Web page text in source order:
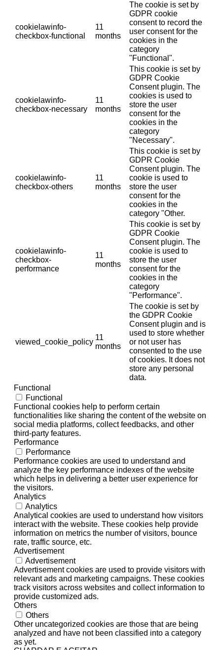
cookielawinfo-
checkbox-functional
11
months
The cookie is set by
GDPR cookie
consent to record the
user consent for the
cookies in the
category
"Functional".
cookielawinfo-
checkbox-necessary
11
months
This cookie is set by
GDPR Cookie
Consent plugin. The
cookies is used to
store the user
consent for the
cookies in the
category
"Necessary".
cookielawinfo-
checkbox-others
11
months
This cookie is set by
GDPR Cookie
Consent plugin. The
cookie is used to
store the user
consent for the
cookies in the
category "Other.
cookielawinfo-
checkbox-
performance
11
months
This cookie is set by
GDPR Cookie
Consent plugin. The
cookie is used to
store the user
consent for the
cookies in the
category
"Performance".
viewed_cookie_policy
11
months
The cookie is set by
the GDPR Cookie
Consent plugin and is
used to store whether
or not user has
consented to the use
of cookies. It does not
store any personal
data.
Functional
Functional
Functional cookies help to perform certain
functionalities like sharing the content of the website on
social media platforms, collect feedbacks, and other
third-party features.
Performance
Performance
Performance cookies are used to understand and
analyze the key performance indexes of the website
which helps in delivering a better user experience for
the visitors.
Analytics
Analytics
Analytical cookies are used to understand how visitors
interact with the website. These cookies help provide
information on metrics the number of visitors, bounce
rate, traffic source, etc.
Advertisement
Advertisement
Advertisement cookies are used to provide visitors with
relevant ads and marketing campaigns. These cookies
track visitors across websites and collect information to
provide customized ads.
Others
Others
Other uncategorized cookies are those that are being
analyzed and have not been classified into a category
as yet.